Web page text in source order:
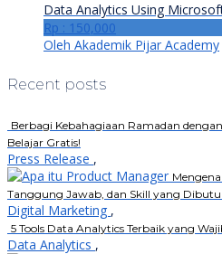
Data Analytics Using
Rp : 150,000
Oleh Akademik Pijar Academy
Recent posts
Berbagi Kebahagiaan Ramadan
Belajar Gratis!
Press Release ,
Tanggung Jawab, dan Skill yang
Digital Marketing ,
5 Tools Data Analytics Terbaik yang
Data Analytics ,